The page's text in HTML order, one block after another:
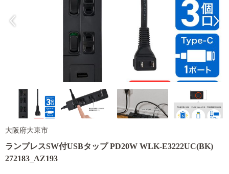
大阪府大東市
ランプレスSW付USBタップ PD20W WLK-E3222UC(BK)
272183_AZ193